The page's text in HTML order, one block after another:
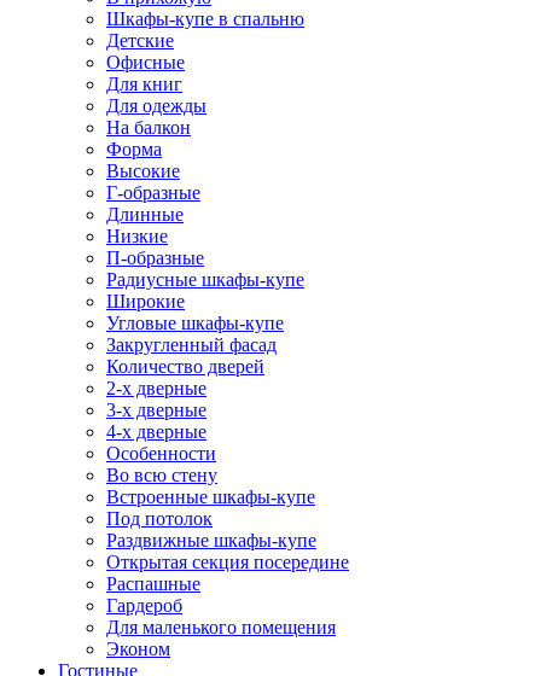
Шкафы-купе в спальню
Детские
Офисные
Для книг
Для одежды
На балкон
Форма
Высокие
Г-образные
Длинные
Низкие
П-образные
Радиусные шкафы-купе
Широкие
Угловые шкафы-купе
Закругленный фасад
Количество дверей
2-х дверные
3-х дверные
4-х дверные
Особенности
Во всю стену
Встроенные шкафы-купе
Под потолок
Раздвижные шкафы-купе
Открытая секция посередине
Распашные
Гардероб
Для маленького помещения
Эконом
Гостиные